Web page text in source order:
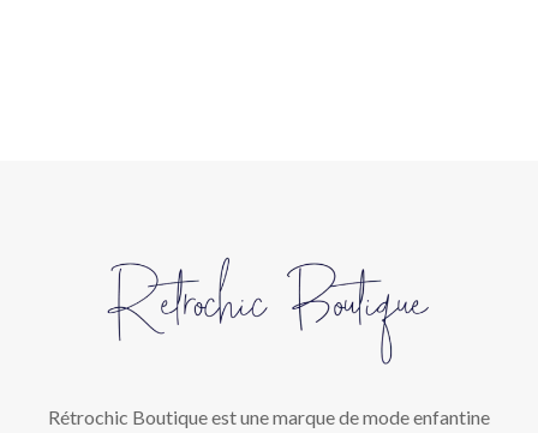
Rétrochic Boutique est une marque de mode enfantine